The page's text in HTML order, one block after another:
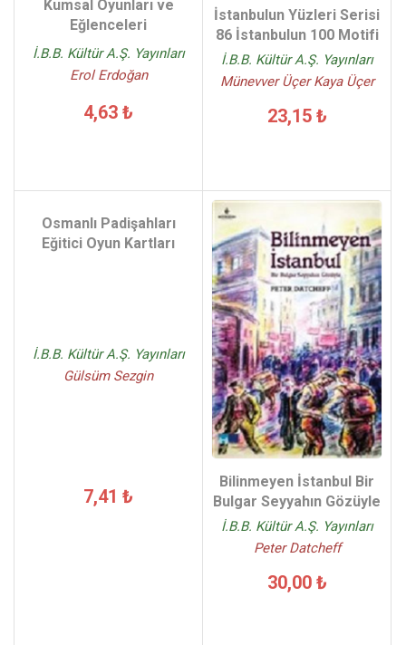
Kumsal Oyunları ve
Eğlenceleri
İ.B.B. Kültür A.Ş. Yayınları
Erol Erdoğan
4,63 ₺
İstanbulun Yüzleri Serisi
86 İstanbulun 100 Motifi
İ.B.B. Kültür A.Ş. Yayınları
Münevver Üçer Kaya Üçer
23,15 ₺
Osmanlı Padişahları
Eğitici Oyun Kartları
İ.B.B. Kültür A.Ş. Yayınları
Gülsüm Sezgin
7,41 ₺
Bilinmeyen İstanbul Bir
Bulgar Seyyahın Gözüyle
İ.B.B. Kültür A.Ş. Yayınları
Peter Datcheff
30,00 ₺